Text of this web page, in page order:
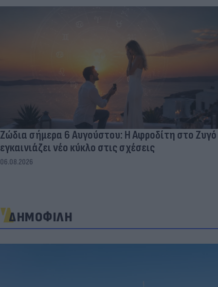
Ζώδια σήμερα 6 Αυγούστου: Η Αφροδίτη στο Ζυγό
εγκαινιάζει νέο κύκλο στις σχέσεις
06.08.2026
ΔΗΜΟΦΙΛΗ